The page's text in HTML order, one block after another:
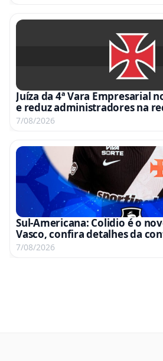
Juíza da 4ª Vara Empresarial
e reduz administradores na
judicial
7/08/2026
Sul-Americana: Colidio é o
Vasco, confira detalhes da
7/08/2026